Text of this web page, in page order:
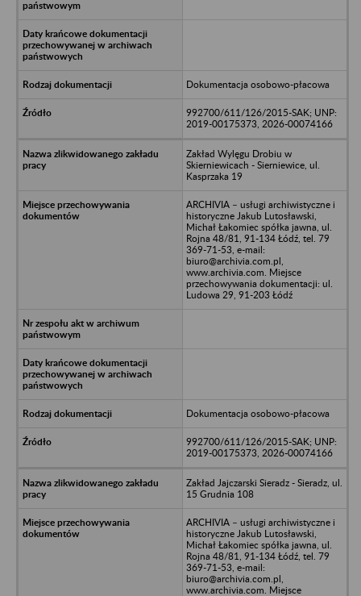
Dokumentacja osobowo-płacowa
992700/611/126/2015-SAK; UNP:
2019-00175373, 2026-00074166
Zakład Wylęgu Drobiu w
Skierniewicach - Sierniewice, ul.
Kasprzaka 19
ARCHIVIA – usługi archiwistyczne i
historyczne Jakub Lutosławski,
Michał Łakomiec spółka jawna, ul.
Rojna 48/81, 91-134 Łódź, tel. 79
369-71-53, e-mail:
biuro@archivia.com.pl,
www.archivia.com. Miejsce
przechowywania dokumentacji: ul.
Ludowa 29, 91-203 Łódź
Dokumentacja osobowo-płacowa
992700/611/126/2015-SAK; UNP:
2019-00175373, 2026-00074166
Zakład Jajczarski Sieradz - Sieradz, ul.
15 Grudnia 108
ARCHIVIA – usługi archiwistyczne i
historyczne Jakub Lutosławski,
Michał Łakomiec spółka jawna, ul.
Rojna 48/81, 91-134 Łódź, tel. 79
369-71-53, e-mail:
biuro@archivia.com.pl,
www.archivia.com. Miejsce